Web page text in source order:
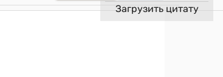
Загрузить цитату